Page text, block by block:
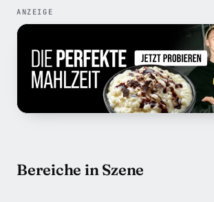
ANZEIGE
Bereiche in Szene